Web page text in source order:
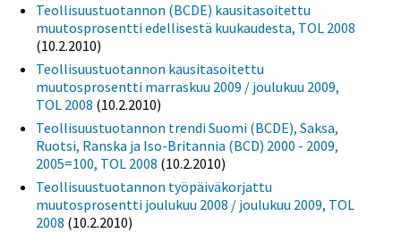
Teollisuustuotannon (BCDE) kausitasoitettu
muutosprosentti edellisestä kuukaudesta, TOL 2008
(10.2.2010)
Teollisuustuotannon kausitasoitettu
muutosprosentti marraskuu 2009 / joulukuu 2009,
TOL 2008 (10.2.2010)
Teollisuustuotannon trendi Suomi (BCDE), Saksa,
Ruotsi, Ranska ja Iso-Britannia (BCD) 2000 - 2009,
2005=100, TOL 2008 (10.2.2010)
Teollisuustuotannon työpäiväkorjattu
muutosprosentti joulukuu 2008 / joulukuu 2009, TOL
2008 (10.2.2010)